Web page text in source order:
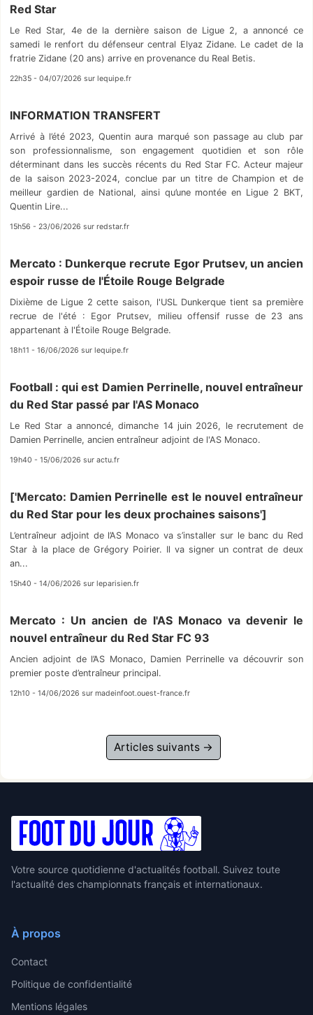
Red Star
Le Red Star, 4e de la dernière saison de Ligue 2, a annoncé ce
samedi le renfort du défenseur central Elyaz Zidane. Le cadet de la
fratrie Zidane (20 ans) arrive en provenance du Real Betis.
22h35 - 04/07/2026 sur lequipe.fr
INFORMATION TRANSFERT
Arrivé à l’été 2023, Quentin aura marqué son passage au club par
son professionnalisme, son engagement quotidien et son rôle
déterminant dans les succès récents du Red Star FC. Acteur majeur
de la saison 2023-2024, conclue par un titre de Champion et de
meilleur gardien de National, ainsi qu’une montée en Ligue 2 BKT,
Quentin Lire...
15h56 - 23/06/2026 sur redstar.fr
Mercato : Dunkerque recrute Egor Prutsev, un ancien
espoir russe de l'Étoile Rouge Belgrade
Dixième de Ligue 2 cette saison, l'USL Dunkerque tient sa première
recrue de l'été : Egor Prutsev, milieu offensif russe de 23 ans
appartenant à l'Étoile Rouge Belgrade.
18h11 - 16/06/2026 sur lequipe.fr
Football : qui est Damien Perrinelle, nouvel entraîneur
du Red Star passé par l'AS Monaco
Le Red Star a annoncé, dimanche 14 juin 2026, le recrutement de
Damien Perrinelle, ancien entraîneur adjoint de l'AS Monaco.
19h40 - 15/06/2026 sur actu.fr
['Mercato: Damien Perrinelle est le nouvel entraîneur
du Red Star pour les deux prochaines saisons']
L’entraîneur adjoint de l’AS Monaco va s’installer sur le banc du Red
Star à la place de Grégory Poirier. Il va signer un contrat de deux
an...
15h40 - 14/06/2026 sur leparisien.fr
Mercato : Un ancien de l'AS Monaco va devenir le
nouvel entraîneur du Red Star FC 93
Ancien adjoint de l’AS Monaco, Damien Perrinelle va découvrir son
premier poste d’entraîneur principal.
12h10 - 14/06/2026 sur madeinfoot.ouest-france.fr
Articles suivants →
Votre source quotidienne d'actualités football. Suivez toute
l'actualité des championnats français et internationaux.
À propos
Contact
Politique de confidentialité
Mentions légales